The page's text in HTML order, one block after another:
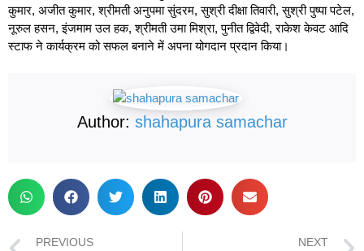
कुमार, अजीत कुमार, श्रीमती अनुपमा सुंदरम, सुश्री दीक्षा तिवारी, सुश्री पुष्पा पटेल,
नूरुल हसन, इंजमाम उल हक, श्रीमती उमा मिश्रा, पुनीत द्विवेदी, राकेश केवट आदि
स्टाफ ने कार्यक्रम को सफल बनाने में अपना योगदान प्रदान किया।
Author: shahapura samachar
PREVIOUS NEXT